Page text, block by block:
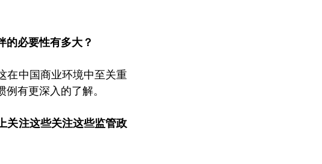
的必要性有多大？
在中国商业环境中至关重
有更深入的了解。
关注这些关注这些监管政